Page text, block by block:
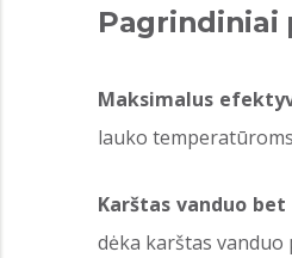
Pagrindiniai
Maksimalus
lauko
Karštas vanduo
dėka karštas vanduo